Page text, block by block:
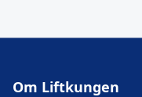
Om Liftkungen